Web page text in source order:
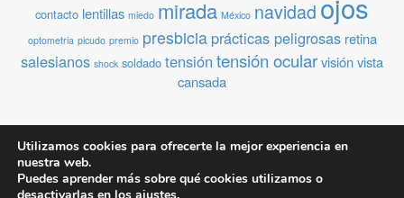
contacto lentillas miedo mirada México navidad
optometria picudo premio presbicia prácticas peligrosas retina
salesianos shock soldado tensión tensión ocularvisiónvista
cansada
Archivos
Archivos
Utilizamos cookies para ofrecerte la mejor experiencia en
nuestra web.
Puedes aprender más sobre qué cookies utilizamos o